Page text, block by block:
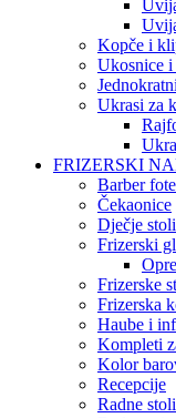
Kopče i
Ukosnice i
Ukrasi za
FRIZERSKI
Barber
Čekaonice
Dječje
Frizerski
Frizerske
Frizerska
Haube i
Kompleti
Kolor
Recepcije
Radne